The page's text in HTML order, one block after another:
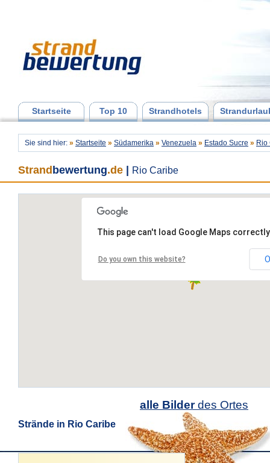
Startseite Top 10 Strandhotels
Sie sind hier: » Startseite » Südamerika » Venezuela » Estado Sucre » Rio
Strand bewertung.de Rio Caribe
This page can't load Google Maps
Do you own this website?
alle Bilderdes Ortes
Strände in Rio Caribe